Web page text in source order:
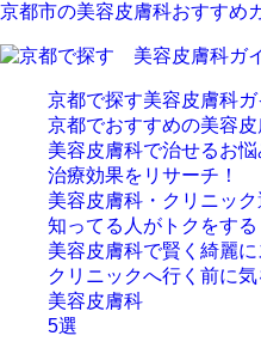
京都市の美容皮膚科おすすめ
京都で探す美容皮膚科ガ
京都でおすすめの美容
美容皮膚科で治せるお悩
治療効果をリサーチ！
美容皮膚科・クリニッ
知ってる人がトクをする
美容皮膚科で賢く綺麗
クリニックへ行く前に
美容皮膚科
5選